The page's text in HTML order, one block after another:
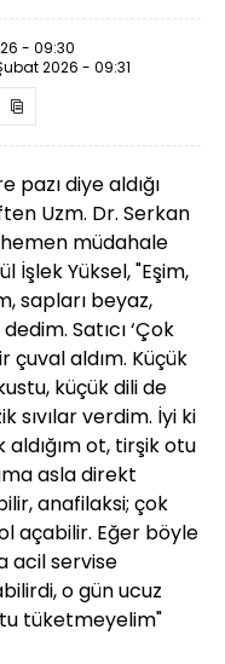
- 09:30
2026 - 09:31
diye aldığı
Uzm. Dr. Serkan
hemen müdahale
İşlek Yüksel, "Eşim,
sapları beyaz,
Satıcı ‘Çok
aldım. Küçük
küçük dili de
sıvılar verdim. İyi ki
ot, tirşik otu
asla direkt
anafilaksi; çok
açabilir. Eğer böyle
acil servise
o gün ucuz
tüketmeyelim"